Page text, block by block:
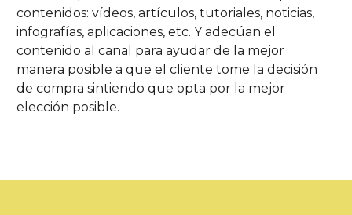
contenidos: vídeos, artículos, tutoriales, noticias,
infografías, aplicaciones, etc. Y adecúan el
contenido al canal para ayudar de la mejor
manera posible a que el cliente tome la decisión
de compra sintiendo que opta por la mejor
elección posible.